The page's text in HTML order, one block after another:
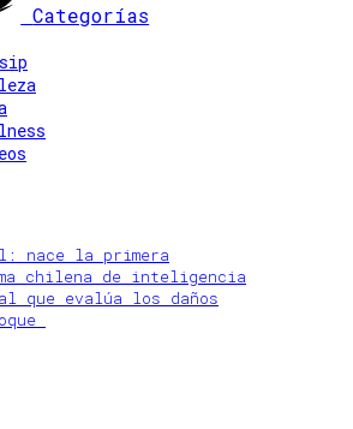
Categorías
nace la primera
chilena de inteligencia
evalúa los daños